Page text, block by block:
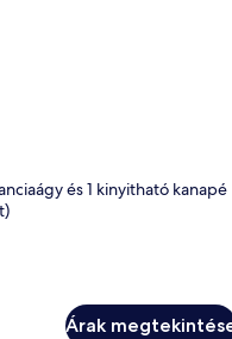
és 1 kinyitható kanapé
Árak